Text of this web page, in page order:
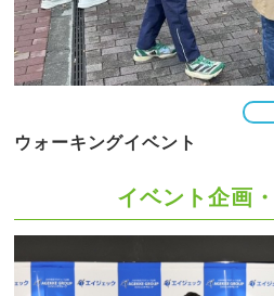
ウォーキングイベント
イベント企画